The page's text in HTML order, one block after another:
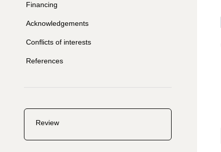
Financing
Acknowledgements
Conflicts of interests
References
Review